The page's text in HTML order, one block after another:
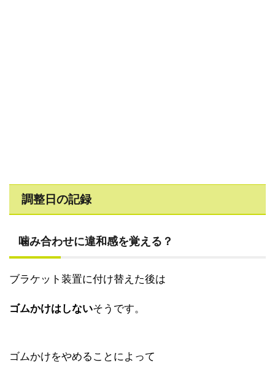
調整日の記録
噛み合わせに違和感を覚える？
ブラケット装置に付け替えた後は
ゴムかけはしないそうです。
ゴムかけをやめることによって